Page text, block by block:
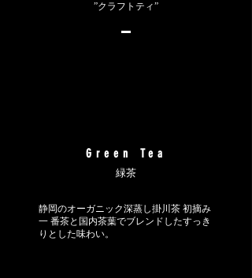
”クラフトティ”
Green Tea
緑茶
静岡のオーガニック深蒸し掛川茶 初摘み
一 番茶と国内茶葉でブレンドしたすっき
りとした味わい。